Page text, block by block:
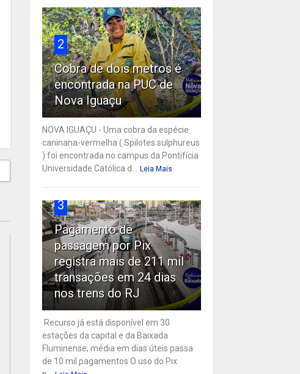
2
Cobra de dois metros é
encontrada na PUC de
Nova Iguaçu
NOVA IGUAÇU - Uma cobra da espécie
caninana-vermelha ( Spilotes sulphureus
) foi encontrada no campus da Pontifícia
Universidade Católica d...
Leia Mais
3
Pagamento de
passagem por Pix
registra mais de 211 mil
transações em 24 dias
nos trens do RJ
Recurso já está disponível em 30
estações da capital e da Baixada
Fluminense; média em dias úteis passa
de 10 mil pagamentos O uso do Pix